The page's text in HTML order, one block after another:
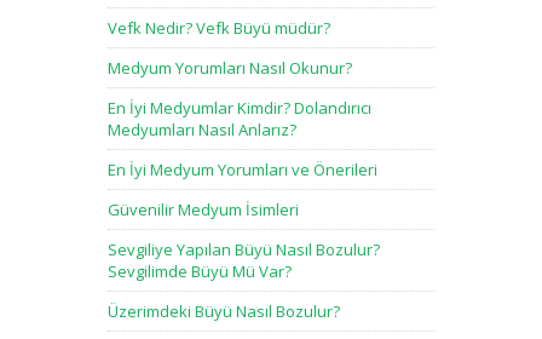
Vefk Nedir? Vefk Büyü müdür?
Medyum Yorumları Nasıl Okunur?
En İyi Medyumlar Kimdir? Dolandırıcı
Medyumları Nasıl Anlarız?
En İyi Medyum Yorumları ve Önerileri
Güvenilir Medyum İsimleri
Sevgiliye Yapılan Büyü Nasıl Bozulur?
Sevgilimde Büyü Mü Var?
Üzerimdeki Büyü Nasıl Bozulur?